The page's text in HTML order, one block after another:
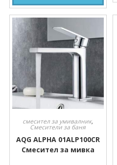
смесител за умивалник,
Смесители за баня
AQG ALPHA 01ALP100CR
Смесител за мивка